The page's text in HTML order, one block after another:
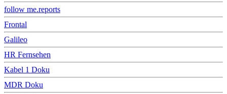
follow me.reports
Frontal
Galileo
HR Fernsehen
Kabel 1 Doku
MDR Doku